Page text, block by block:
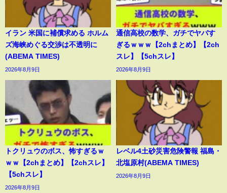
イラン 米国に補償求める ホルム
ズ海峡めぐる交渉は不透明に
(ABEMA TIMES)
2026年8月9日
通信高校の数学、ガチでヤバす
ぎるｗｗｗ【2chまとめ】【2ch
スレ】【5chスレ】
2026年8月9日
トクリュウのボス、怖すぎるｗ
ｗｗ【2chまとめ】【2chスレ】
【5chスレ】
2026年8月9日
レベル4土砂災害危険警報 福島・
北塩原村(ABEMA TIMES)
2026年8月9日